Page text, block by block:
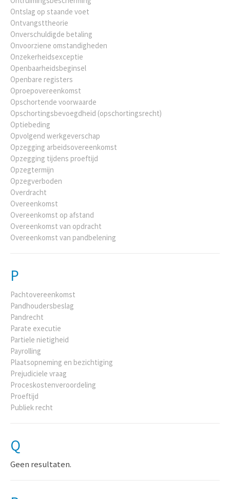
Ontslag op staande voet
Ontvangsttheorie
Onverschuldigde betaling
Onvoorziene omstandigheden
Onzekerheidsexceptie
Openbaarheidsbeginsel
Openbare registers
Oproepovereenkomst
Opschortende voorwaarde
Opschortingsbevoegdheid (opschortingsrecht)
Optiebeding
Opvolgend werkgeverschap
Opzegging arbeidsovereenkomst
Opzegging tijdens proeftijd
Opzegtermijn
Opzegverboden
Overdracht
Overeenkomst
Overeenkomst op afstand
Overeenkomst van opdracht
Overeenkomst van pandbelening
P
Pachtovereenkomst
Pandhoudersbeslag
Pandrecht
Parate executie
Partiele nietigheid
Payrolling
Plaatsopneming en bezichtiging
Prejudiciele vraag
Proceskostenveroordeling
Proeftijd
Publiek recht
Q
Geen resultaten.